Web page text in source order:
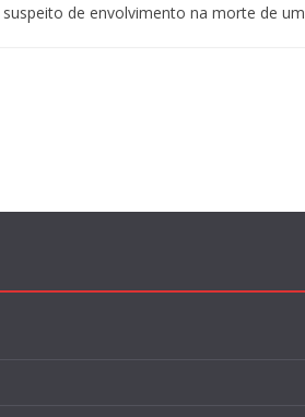
de envolvimento na morte de um